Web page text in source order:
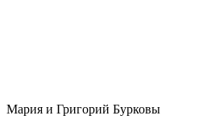
Мария и Григорий Бурковы